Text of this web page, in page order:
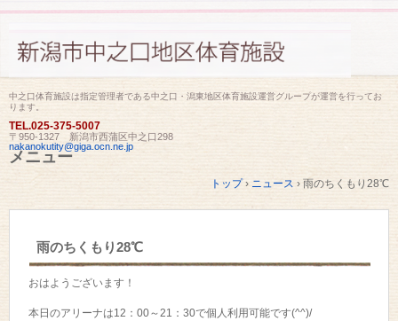
中之口体育施設は指定管理者である中之口・潟東地区体育施設運営グループが運営を行ってお
ります。
TEL.025-375-5007
〒950-1327 新潟市西蒲区中之口298
nakanokutity@giga.ocn.ne.jp
メニュー
トップ › ニュース › 雨のちくもり28℃
雨のちくもり28℃
おはようございます！
本日のアリーナは12：00～21：30で個人利用可能です(^^)/